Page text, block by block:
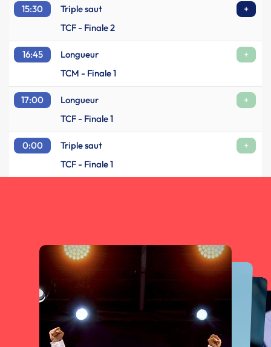
15:30 Triple saut
+
TCF - Finale 2
16:45 Longueur
+
TCM - Finale 1
17:00 Longueur
+
TCF - Finale 1
0:00 Triple saut
+
TCF - Finale 1